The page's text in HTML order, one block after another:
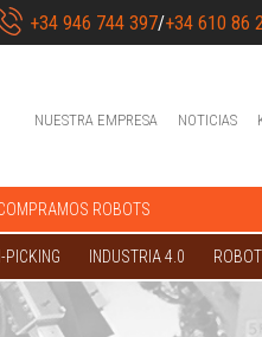
+34 946 744 397/+34 610 86
NUESTRA EMPRESA NOTICIAS
ROBOTS
PICKING INDUSTRIA 4.0